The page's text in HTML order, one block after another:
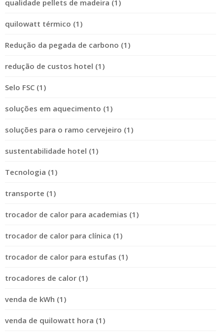
qualidade pellets de madeira (1)
quilowatt térmico (1)
Redução da pegada de carbono (1)
redução de custos hotel (1)
Selo FSC (1)
soluções em aquecimento (1)
soluções para o ramo cervejeiro (1)
sustentabilidade hotel (1)
Tecnologia (1)
transporte (1)
trocador de calor para academias (1)
trocador de calor para clínica (1)
trocador de calor para estufas (1)
trocadores de calor (1)
venda de kWh (1)
venda de quilowatt hora (1)